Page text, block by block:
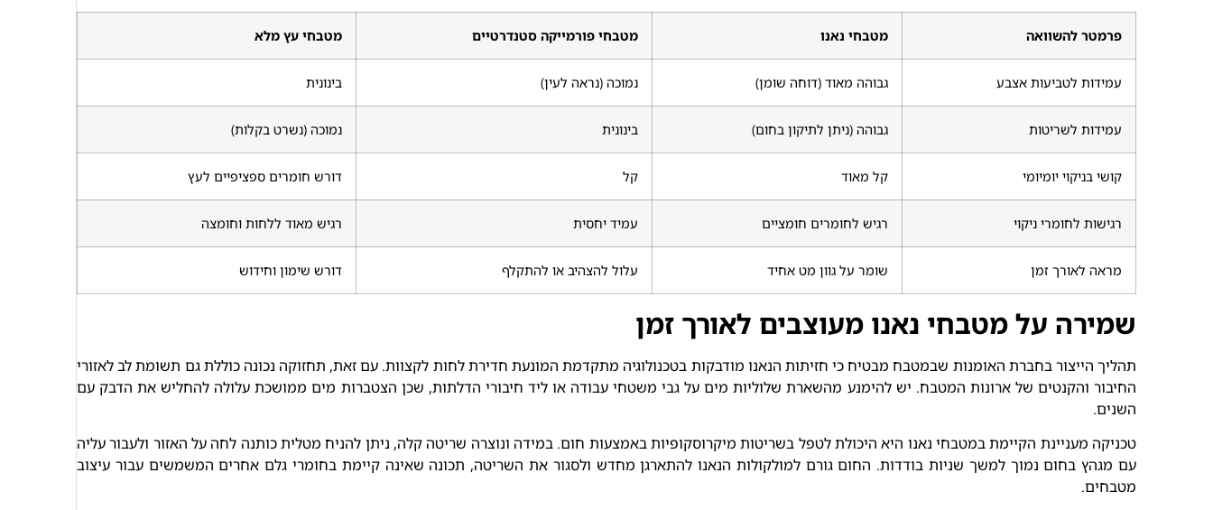
פרמטר להשוואה מטבחי נאנו מטבחי פורמייקה סטנדרטיים מטבחי עץ מלא
עמידות לטביעות אצבע גבוהה מאוד (דוחה שומן) נמוכה (נראה לעין) בינונית
עמידות לשריטות גבוהה (ניתן לתיקון בחום) בינונית נמוכה (נשרט בקלות)
קושי בניקוי יומיומי קל מאוד קל דורש חומרים ספציפיים לעץ
רגישות לחומרי ניקוי רגיש לחומרים חומציים עמיד יחסית רגיש מאוד ללחות וחומצה
מראה לאורך זמן שומר על גוון מט אחיד עלול להצהיב או להתקלף דורש שימון וחידוש
שמירה על מטבחי נאנו מעוצבים לאורך זמן
תהליך הייצור בחברת האומנות שבמטבח מבטיח כי חזיתות הנאנו מודבקות בטכנולוגיה מתקדמת המונעת חדירת לחות לקצוות. עם זאת, תחזוקה נכונה כוללת גם תשומת לב לאזורי
החיבור והקנטים של ארונות המטבח. יש להימנע מהשארת שלוליות מים על גבי משטחי עבודה או ליד חיבורי הדלתות, שכן הצטברות מים ממושכת עלולה להחליש את הדבק עם
השנים.
טכניקה מעניינת הקיימת במטבחי נאנו היא היכולת לטפל בשריטות מיקרוסקופיות באמצעות חום. במידה ונוצרה שריטה קלה, ניתן להניח מטלית כותנה לחה על האזור ולעבור עליה
עם מגהץ בחום נמוך למשך שניות בודדות. החום גורם למולקולות הנאנו להתארגן מחדש ולסגור את השריטה, תכונה שאינה קיימת בחומרי גלם אחרים המשמשים עבור עיצוב
מטבחים.